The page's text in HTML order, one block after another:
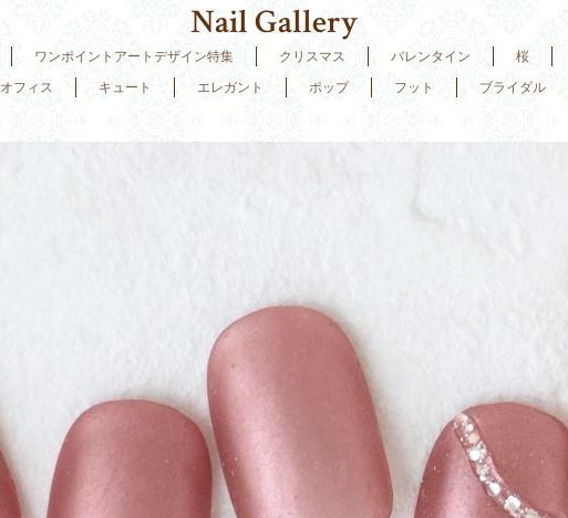
Nail Gallery
ワンポイントアートデザイン特集 クリスマス バレンタイン 桜
オフィス
キュート エレガント ポップ フット ブライダル